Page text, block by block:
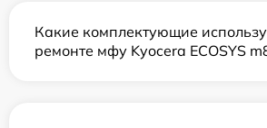
Какие комплектующие
ремонте мфу Kyocera ECOSYS